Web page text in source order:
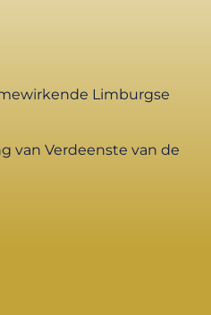
Limburgse
van Verdeenste van de